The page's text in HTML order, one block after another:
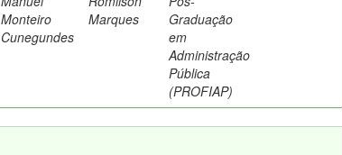
Monteiro
Cunegundes
Marques
Graduação
em
Administração
Pública
(PROFIAP)